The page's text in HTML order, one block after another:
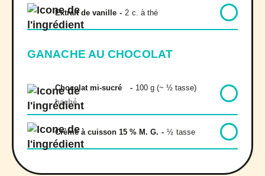
Extrait de vanille - 2 c. à thé
GANACHE AU CHOCOLAT
Chocolat mi-sucré - 100 g (~ ½ tasse)
haché
Crème à cuisson 15 % M. G. - ½ tasse